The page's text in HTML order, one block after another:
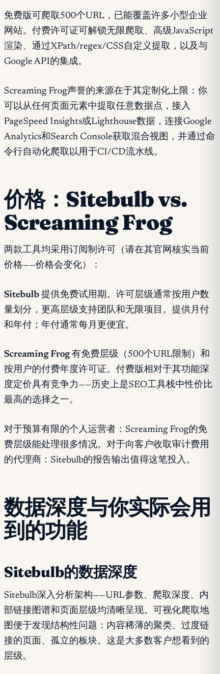
免费版可爬取500个URL，已能覆盖许多小型企业
网站。付费许可证可解锁无限爬取、高级JavaScript
渲染、通过XPath/regex/CSS自定义提取，以及与
Google API的集成。
Screaming Frog声誉的来源在于其定制化上限：你
可以从任何页面元素中提取任意数据点，接入
PageSpeed Insights或Lighthouse数据，连接Google
Analytics和Search Console获取混合视图，并通过命
令行自动化爬取以用于CI/CD流水线。
价格：Sitebulb vs.
Screaming Frog
两款工具均采用订阅制许可（请在其官网核实当前
价格——价格会变化）：
Sitebulb 提供免费试用期。许可层级通常按用户数
量划分，更高层级支持团队和无限项目。提供月付
和年付；年付通常每月更便宜。
Screaming Frog 有免费层级（500个URL限制）和
按用户的付费年度许可证。付费版相对于其功能深
度定价具有竞争力——历史上是SEO工具栈中性价比
最高的选择之一。
对于预算有限的个人运营者：Screaming Frog的免
费层级能处理很多情况。对于向客户收取审计费用
的代理商：Sitebulb的报告输出值得这笔投入。
数据深度与你实际会用
到的功能
Sitebulb的数据深度
Sitebulb深入分析架构——URL参数、爬取深度、内
部链接图谱和页面层级均清晰呈现。可视化爬取地
图便于发现结构性问题：内容稀薄的聚类、过度链
接的页面、孤立的板块。这是大多数客户想看到的
层级。